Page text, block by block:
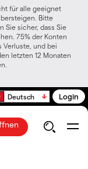
für alle geeignet
Bitte
Sie sicher, dass Sie
75% der Konten
Verluste, und bei
letzten 12 Monaten
Deutsch Login